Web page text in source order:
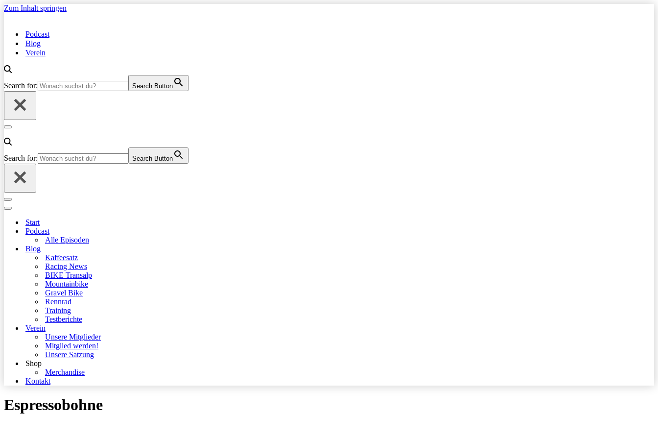
Zum Inhalt springen
Podcast
Blog
Verein
Search for: Search Button
Navigationsmenü
Search for: Search Button
Navigationsmenü
Navigationsmenü
Start
Podcast
Alle Episoden
Blog
Kaffeesatz
Racing News
BIKE Transalp
Mountainbike
Gravel Bike
Rennrad
Training
Testberichte
Verein
Unsere Mitglieder
Mitglied werden!
Unsere Satzung
Shop
Merchandise
Kontakt
Espressobohne